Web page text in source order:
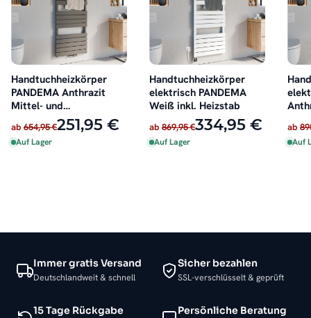
Handtuchheizkörper
PANDEMA Anthrazit
Mittel- und
Seitenanschluss
ab 654,95 €251,95 €
Auf Lager
Handtuchheizkörper
elektrisch PANDEMA
Weiß inkl. Heizstab
ab 869,95 €334,95 €
Auf Lager
ab
Auf
Immer gratis Versand
Deutschlandweit & schnell
Sicher bezahlen
SSL-verschlüsselt & geprüft
15 Tage Rückgabe Persönliche Beratung